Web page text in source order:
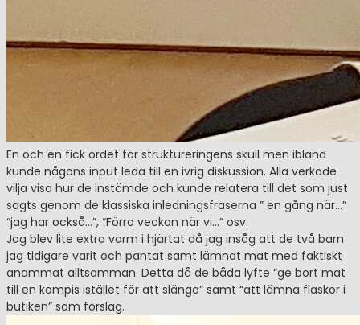
En och en fick ordet för struktureringens skull men ibland
kunde någons input leda till en ivrig diskussion. Alla verkade
vilja visa hur de instämde och kunde relatera till det som just
sagts genom de klassiska inledningsfraserna ” en gång när…”
“jag har också…”, “Förra veckan när vi…” osv.
Jag blev lite extra varm i hjärtat då jag insåg att de två barn
jag tidigare varit och pantat samt lämnat mat med faktiskt
anammat alltsamman. Detta då de båda lyfte “ge bort mat
till en kompis istället för att slänga” samt “att lämna flaskor i
butiken” som förslag.